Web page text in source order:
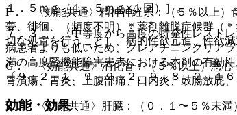
F． 〈効能共通〉精神神経系：（５％以上）
夢、徘徊、（頻度不明）＊薬剤離脱症候群（
切な処置を行うこと］、病的性欲亢進、性欲
G． 〈効能共通〉消化管：（５％以上）悪心
胃潰瘍、胃炎、上腹部痛、口内炎、鼓腸放屁
H． 〈効能共通〉肝臓：（０．１〜５％未満
１．５ｍｇ（１．５ｍｇ×１回）］。
７．３． 〈中等度から高度の特発性レスト
病患者よりも低いため、クレアチニンクリア
満の高度腎機能障害患者における本剤の有効
〔９．２．１、９．２．２、９．８．２、１
効能・効果